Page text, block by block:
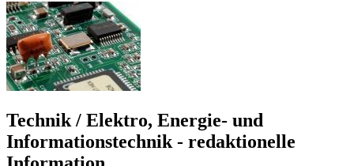
Technik / Elektro, Energie- und
Informationstechnik - redaktionelle